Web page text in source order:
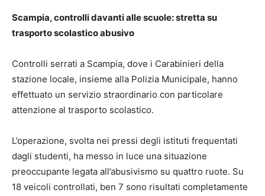
Scampia, controlli davanti alle scuole: stretta su
trasporto scolastico abusivo
Controlli serrati a Scampia, dove i Carabinieri della
stazione locale, insieme alla Polizia Municipale, hanno
effettuato un servizio straordinario con particolare
attenzione al trasporto scolastico.
L’operazione, svolta nei pressi degli istituti frequentati
dagli studenti, ha messo in luce una situazione
preoccupante legata all’abusivismo su quattro ruote. Su
18 veicoli controllati, ben 7 sono risultati completamente